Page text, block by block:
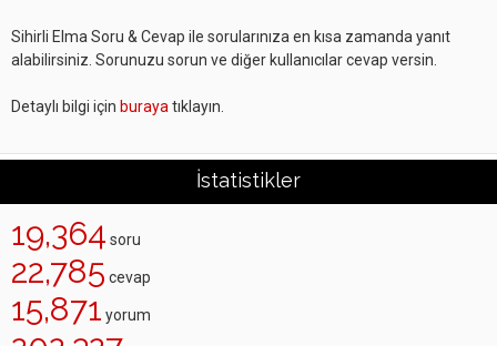
Sihirli Elma Soru & Cevap ile sorularınıza en kısa zamanda yanıt
alabilirsiniz. Sorunuzu sorun ve diğer kullanıcılar cevap versin.
Detaylı bilgi için buraya tıklayın.
İstatistikler
19,364 soru
22,785 cevap
15,871 yorum